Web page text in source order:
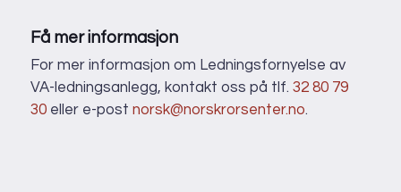
Få mer informasjon
For mer informasjon om Ledningsfornyelse av
VA-ledningsanlegg, kontakt oss på tlf.32 80 79
30 eller e-postnorsk@norskrorsenter.no.